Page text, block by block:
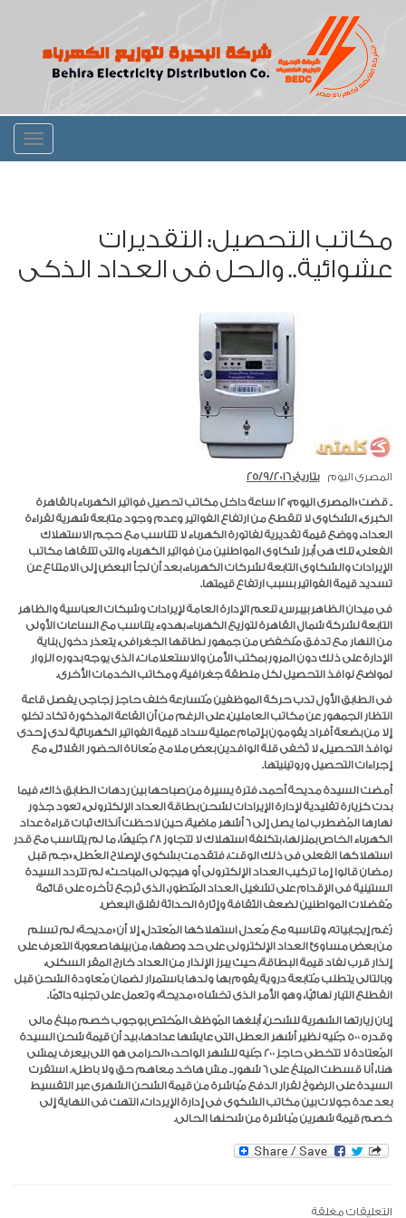
Toggle
مكاتب التحصيل: التقديرات
عشوائية.. والحل فى العداد الذكى
المصرى اليومبتاريخ: 25/9/2016
ـ قضت «المصرى اليوم» ١٢ ساعة داخل مكاتب تحصيل فواتير الكهرباء بالقاهرة
الكبرى، الشكاوى لا تنقطع من ارتفاع الفواتير وعدم وجود متابعة شهرية لقراءة
العداد، ووضع قيمة تقديرية لفاتورة الكهرباء لا تتناسب مع حجم الاستهلاك
الفعلى، تلك هى أبرز شكاوى المواطنين من فواتير الكهرباء والتى تتلقاها مكاتب
الإيرادات والشكاوى التابعة لشركات الكهرباء، بعد أن لجأ البعض إلى الامتناع عن
تسديد قيمة الفواتير بسبب ارتفاع قيمتها.
فى ميدان الظاهر بيبرس، تنعم الإدارة العامة لإيرادات وشبكات العباسية والظاهر
التابعة لشركة شمال القاهرة لتوزيع الكهرباء، بهدوء يتناسب مع الساعات الأولى
من النهار مع تدفق مُنخفض من جمهور نطاقها الجغرافى، يتعذر دخول بناية
الإدارة على ذلك دون المرور بمكتب الأمن والاستعلامات، الذى يوجه بدوره الزوار
لمواضع نوافذ التحصيل لكل منطقة جغرافية، ومكاتب الخدمات الأخرى.
فى الطابق الأول تدب حركة الموظفين مُتسارعة خلف حاجز زجاجى يفصل قاعة
انتظار الجمهور عن مكاتب العاملين، على الرغم من أن القاعة المذكورة تكاد تخلو
إلا من بضعة أفراد يقومون بإتمام عملية سداد قيمة الفواتير الكهربائية لدى إحدى
نوافذ التحصيل، لا تُخفى قلة الوافدين بعض ملامح مُعاناة الحضور القلائل، مع
إجراءات التحصيل وروتينيتها.
أمضت السيدة مديحة أحمد، فترة يسيرة من صباحها بين ردهات الطابق ذاك، فيما
بدت كزيارة تقليدية لإدارة الإيرادات لشحن بطاقة العداد الإلكترونى، تعود جذور
نهارها المُضطرب لما يصل إلى ٦ أشهر ماضية، حين لاحظت آنذاك ثبات قراءة عداد
الكهرباء الخاص بمنزلها، بتكلفة استهلاك لا تتجاوز ٢٨ جُنيهًا، ما لم يتناسب مع قدر
استهلاكها الفعلى فى ذلك الوقت، فتقدمت بشكوى لإصلاح العُطل: «جم قبل
رمضان قالوا إما تركيب العداد الإلكترونى أو هيجولى المباحث» لم تتردد السيدة
الستينية فى الإقدام على تشغيل العداد المُتطور، الذى تُرجع تأخره على قائمة
مُفضلات المواطنين لضعف الثقافة وإثارة الحداثة لقلق البعض.
رُغم إيجابياته، وتناسبه مع مُعدل استهلاكها المُعتدل، إلا أن «مديحة» لم تسلم
من بعض مساوئ العداد الإلكترونى على حد وصفها، من بينها صعوبة التعرف على
إنذار قرب نفاد قيمة البطاقة، حيث يبرز الإنذار من العداد خارج المقر السكنى،
وبالتالى يتطلب مُتابعة دروية يقوم بها ولدها باستمرار لضمان مُعاودة الشحن قبل
انقطلع التيار نهائيًا، وهو الأمر الذى تخشاه «مديحة» وتعمل على تجنبه دائمًا.
إبان زيارتها الشهرية للشحن، أبلغها المُوظف المُختص بوجوب خصم مبلغ مالى
وقدره ٥٠٠ جُنيه نظير أشهر العطل التى عايشها عدادها، بيد أن قيمة شحن السيدة
المُعتادة لا تتخطى حاجز ٢٠٠ جُنيه للشهر الواحد: «الحرامى هو اللى بيعرف يمشى
هنا، أنا قسطت المبلغ على ٦ شهور.. مش هاخد معاهم حق ولا باطل». استقرت
السيدة على الرضوخ لقرار الدفع مُباشرة من قيمة الشحن الشهرى عبر التقسيط
بعد عدة جولات بين مكاتب الشكوى فى إدارة الإيردات، انتهت فى النهاية إلى
خصم قيمة شهرين مُباشرة من شحنها الحالى.
التعليقات مغلقة